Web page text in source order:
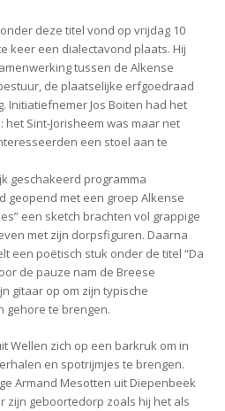
onder deze titel vond op vrijdag 10
keer een dialectavond plaats. Hij
tussen de Alkense
de plaatselijke erfgoedraad
Initiatiefnemer Jos Boiten had het
Sint-Jorisheem was maar net
een stoel aan te
geschakeerd programma
geopend met een groep Alkense
een sketch brachten vol grappige
met zijn dorpsfiguren. Daarna
een poëtisch stuk onder de titel “Da
de pauze nam de Breese
gitaar op om zijn typische
gehore te brengen.
Wellen zich op een barkruk om in
en spotrijmjes te brengen.
Armand Mesotten uit Diepenbeek
zijn geboortedorp zoals hij het als